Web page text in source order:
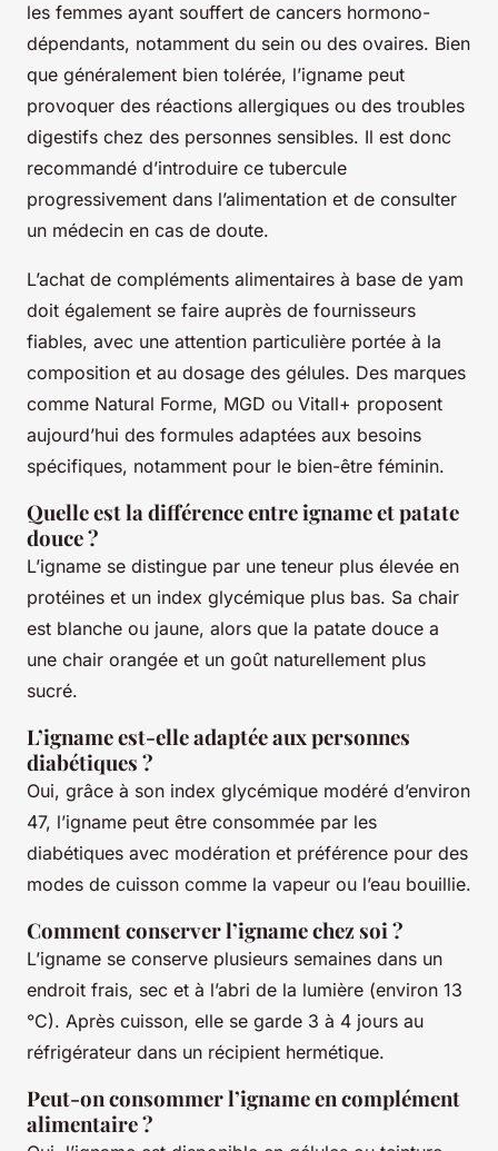
les femmes ayant souffert de cancers hormono-
dépendants, notamment du sein ou des ovaires. Bien
que généralement bien tolérée, l’igname peut
provoquer des réactions allergiques ou des troubles
digestifs chez des personnes sensibles. Il est donc
recommandé d’introduire ce tubercule
progressivement dans l’alimentation et de consulter
un médecin en cas de doute.
L’achat de compléments alimentaires à base de yam
doit également se faire auprès de fournisseurs
fiables, avec une attention particulière portée à la
composition et au dosage des gélules. Des marques
comme Natural Forme, MGD ou Vitall+ proposent
aujourd’hui des formules adaptées aux besoins
spécifiques, notamment pour le bien-être féminin.
Quelle est la différence entre igname et patate
douce ?
L’igname se distingue par une teneur plus élevée en
protéines et un index glycémique plus bas. Sa chair
est blanche ou jaune, alors que la patate douce a
une chair orangée et un goût naturellement plus
sucré.
L’igname est-elle adaptée aux personnes
diabétiques ?
Oui, grâce à son index glycémique modéré d’environ
47, l’igname peut être consommée par les
diabétiques avec modération et préférence pour des
modes de cuisson comme la vapeur ou l’eau bouillie.
Comment conserver l’igname chez soi ?
L’igname se conserve plusieurs semaines dans un
endroit frais, sec et à l’abri de la lumière (environ 13
°C). Après cuisson, elle se garde 3 à 4 jours au
réfrigérateur dans un récipient hermétique.
Peut-on consommer l’igname en complément
alimentaire ?